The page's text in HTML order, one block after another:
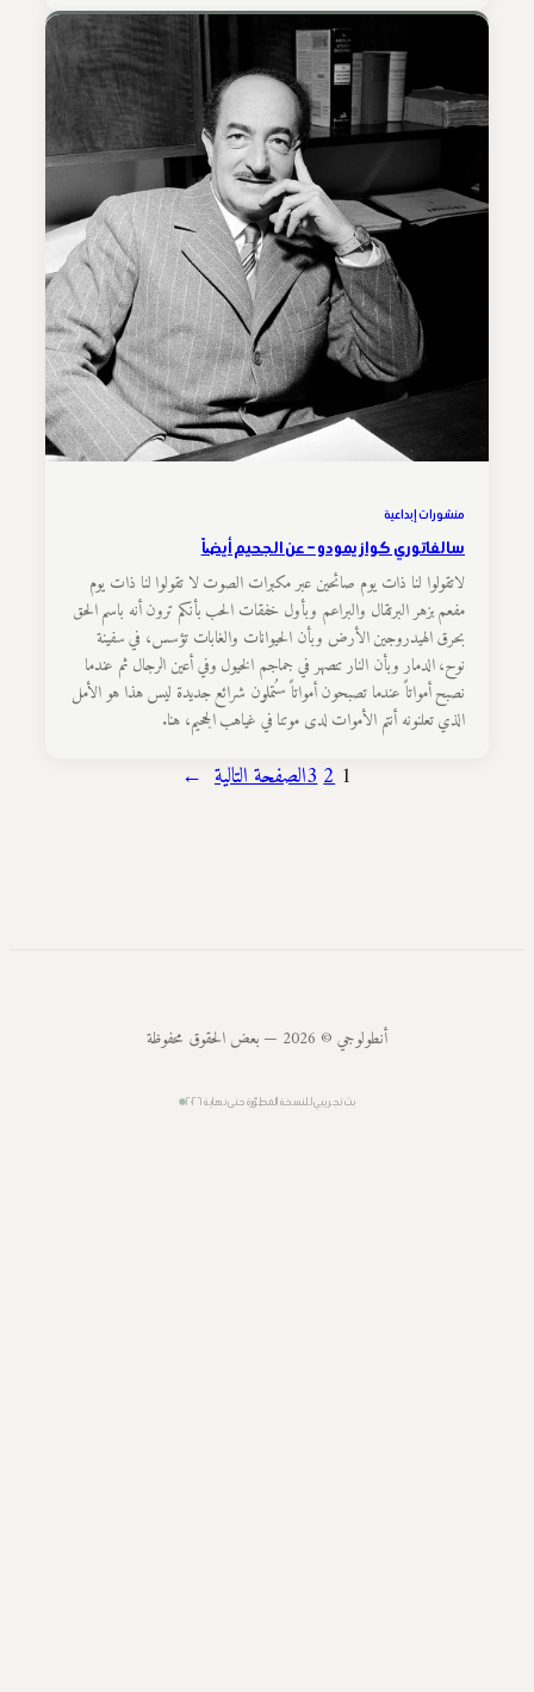
منشورات إبداعية
سالفاتوري كوازيمودو – عن الجحيم أيضاً
لاتقولوا لنا ذات يوم صائحين عبر مكبرات الصوت لا تقولوا لنا ذات يوم
مفعم بزهر البرتقال والبراعم وبأول خفقات الحب بأنكم ترون أنه باسم الحق
بحرق الهيدروجين الأرض وبأن الحيوانات والغابات تؤسس، في سفينة
نوح، الدمار وبأن النار تنصهر في جماجم الخيول وفي أعين الرجال ثم عندما
نصبح أمواتاً عندما تصبحون أمواتاً ستُملون شرائع جديدة ليس هذا هو الأمل
الذي تعلنونه أنتم الأموات لدى موتنا في غياهب الجحيم، هنا.
1
2
3الصفحة التالية →
أنطولوجي © 2026 — بعض الحقوق محفوظة
بث تجريبي للنسخة المطوّرة حتى نهاية ٢٠٢٦